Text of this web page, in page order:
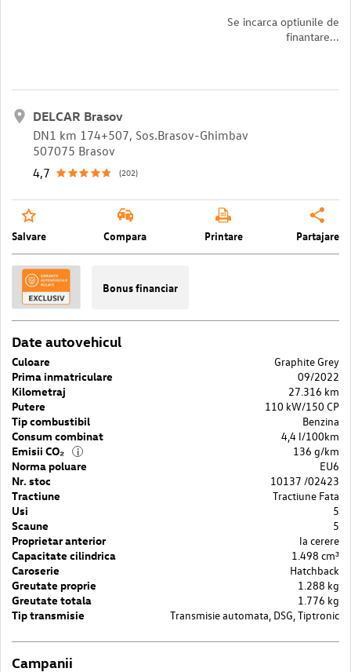
Se incarca optiunile de
finantare...
DELCAR Brasov
DN1 km 174+507, Sos.Brasov-Ghimbav
507075 Brasov
4,7
(202)
Salvare Compara Printare Partajare
Bonus financiar
Date autovehicul
Culoare
Graphite Grey
Prima inmatriculare
09/2022
Kilometraj
27.316 km
Putere
110 kW/150 CP
Tip combustibil
Benzina
Consum combinat
4,4 l/100km
Emisii CO₂
i
136 g/km
Norma poluare
EU6
Nr. stoc
10137 /02423
Tractiune
Tractiune Fata
Usi
5
Scaune
5
Proprietar anterior
la cerere
Capacitate cilindrica
1.498 cm³
Caroserie
Hatchback
Greutate proprie
1.288 kg
Greutate totala
1.776 kg
Tip transmisie
Transmisie automata, DSG, Tiptronic
Campanii